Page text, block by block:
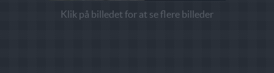
Klik på billedet for at se flere billeder